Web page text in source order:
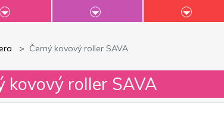
Černý kovový roller SAVA
kovový roller SAVA